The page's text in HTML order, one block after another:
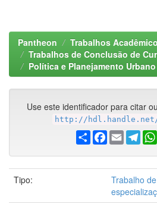
Pantheon
Trabalhos
Trabalhos de Conclusão de
Política e Planejamento Urbano
Use este identificador para citar
http://hdl.handle.net/
ShareFacebook
Email
Tipo:
Trabalho